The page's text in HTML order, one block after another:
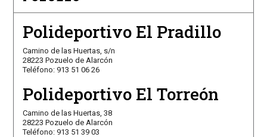
Polideportivo El Pradillo
Camino de las Huertas, s/n
28223 Pozuelo de Alarcón
Teléfono: 913 51 06 26
Polideportivo El Torreón
Camino de las Huertas, 38
28223 Pozuelo de Alarcón
Teléfono: 913 51 39 03